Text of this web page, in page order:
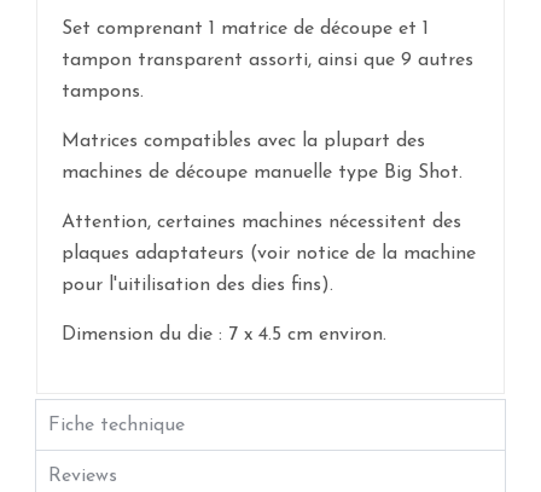
Set comprenant 1 matrice de découpe et 1
tampon transparent assorti, ainsi que 9 autres
tampons.
Matrices compatibles avec la plupart des
machines de découpe manuelle type Big Shot.
Attention, certaines machines nécessitent des
plaques adaptateurs (voir notice de la machine
pour l'uitilisation des dies fins).
Dimension du die : 7 x 4.5 cm environ.
Fiche technique
Reviews